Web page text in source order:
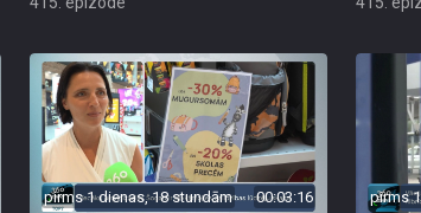
pirms 1 dienas, 18 stundām 00:03:16 pirms